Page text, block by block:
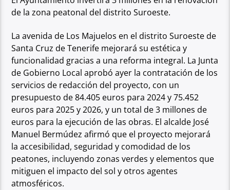
de la zona peatonal del distrito Suroeste.
La avenida de Los Majuelos en el distrito Suroeste de
Santa Cruz de Tenerife mejorará su estética y
funcionalidad gracias a una reforma integral. La Junta
de Gobierno Local aprobó ayer la contratación de los
servicios de redacción del proyecto, con un
presupuesto de 84.405 euros para 2024 y 75.452
euros para 2025 y 2026, y un total de 3 millones de
euros para la ejecución de las obras. El alcalde José
Manuel Bermúdez afirmó que el proyecto mejorará
la accesibilidad, seguridad y comodidad de los
peatones, incluyendo zonas verdes y elementos que
mitiguen el impacto del sol y otros agentes
atmosféricos.